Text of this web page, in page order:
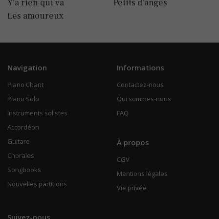
Y'a rien qui va
Les amoureux
Petits d'anges
Navigation
Piano Chant
Piano Solo
Instruments solistes
Accordéon
Guitare
Chorales
Songbooks
Nouvelles partitions
Informations
Contactez-nous
Qui sommes-nous
FAQ
À propos
CGV
Mentions légales
Vie privée
Suivez-nous